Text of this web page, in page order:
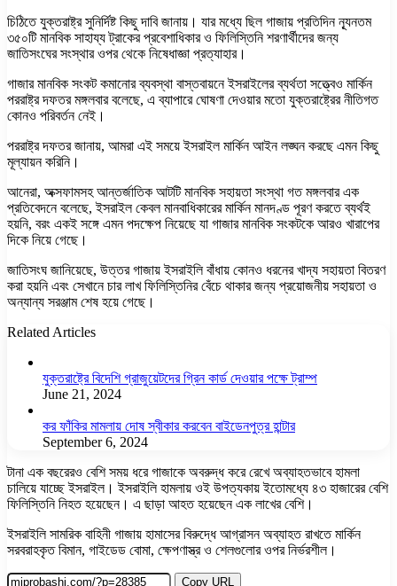
চিঠিতে যুক্তরাষ্ট্র সুনির্দিষ্ট কিছু দাবি জানায়। যার মধ্যে ছিল গাজায় প্রতিদিন ন্যূনতম
৩৫০টি মানবিক সাহায্য ট্রাকের প্রবেশাধিকার ও ফিলিস্তিনি শরণার্থীদের জন্য
জাতিসংঘের সংস্থার ওপর থেকে নিষেধাজ্ঞা প্রত্যাহার।
গাজার মানবিক সংকট কমানোর ব্যবস্থা বাস্তবায়নে ইসরাইলের ব্যর্থতা সত্ত্বেও মার্কিন
পররাষ্ট্র দফতর মঙ্গলবার বলেছে, এ ব্যাপারে ঘোষণা দেওয়ার মতো যুক্তরাষ্ট্রের নীতিগত
কোনও পরিবর্তন নেই।
পররাষ্ট্র দফতর জানায়, আমরা এই সময়ে ইসরাইল মার্কিন আইন লঙ্ঘন করছে এমন কিছু
মূল্যায়ন করিনি।
আনেরা, অক্সফামসহ আন্তর্জাতিক আটটি মানবিক সহায়তা সংস্থা গত মঙ্গলবার এক
প্রতিবেদনে বলেছে, ইসরাইল কেবল মানবাধিকারের মার্কিন মানদণ্ড পূরণ করতে ব্যর্থই
হয়নি, বরং একই সঙ্গে এমন পদক্ষেপ নিয়েছে যা গাজার মানবিক সংকটকে আরও খারাপের
দিকে নিয়ে গেছে।
জাতিসংঘ জানিয়েছে, উত্তর গাজায় ইসরাইলি বাঁধায় কোনও ধরনের খাদ্য সহায়তা বিতরণ
করা হয়নি এবং সেখানে চার লাখ ফিলিস্তিনির বেঁচে থাকার জন্য প্রয়োজনীয় সহায়তা ও
অন্যান্য সরঞ্জাম শেষ হয়ে গেছে।
Related Articles
যুক্তরাষ্ট্রে বিদেশি গ্রাজুয়েটদের গ্রিন কার্ড দেওয়ার পক্ষে ট্রাম্প
June 21, 2024
কর ফাঁকির মামলায় দোষ স্বীকার করবেন বাইডেনপুত্র হান্টার
September 6, 2024
টানা এক বছরেরও বেশি সময় ধরে গাজাকে অবরুদ্ধ করে রেখে অব্যাহতভাবে হামলা
চালিয়ে যাচ্ছে ইসরাইল। ইসরাইলি হামলায় ওই উপত্যকায় ইতোমধ্যে ৪৩ হাজারের বেশি
ফিলিস্তিনি নিহত হয়েছেন। এ ছাড়া আহত হয়েছেন এক লাখের বেশি।
ইসরাইলি সামরিক বাহিনী গাজায় হামাসের বিরুদ্ধে আগ্রাসন অব্যাহত রাখতে মার্কিন
সরবরাহকৃত বিমান, গাইডেড বোমা, ক্ষেপণাস্ত্র ও শেলগুলোর ওপর নির্ভরশীল।
Copy URL